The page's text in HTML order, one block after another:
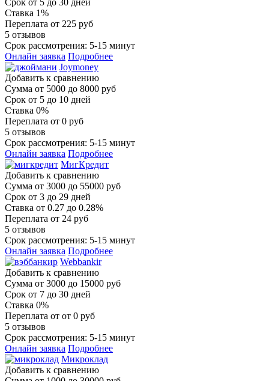
Ставка 1%
Переплата от 225 руб
5 отзывов
Срок рассмотрения: 5-15 минут
Онлайн заявка Подробнее
Joymoney
Добавить к сравнению
Сумма от 5000 до 8000 руб
Срок от 5 до 10 дней
Ставка 0%
Переплата от 0 руб
5 отзывов
Срок рассмотрения: 5-15 минут
Онлайн заявка Подробнее
МигКредит
Добавить к сравнению
Сумма от 3000 до 55000 руб
Срок от 3 до 29 дней
Ставка от 0.27 до 0.28%
Переплата от 24 руб
5 отзывов
Срок рассмотрения: 5-15 минут
Онлайн заявка Подробнее
Webbankir
Добавить к сравнению
Сумма от 3000 до 15000 руб
Срок от 7 до 30 дней
Ставка 0%
Переплата от от 0 руб
5 отзывов
Срок рассмотрения: 5-15 минут
Онлайн заявка Подробнее
Микроклад
Добавить к сравнению